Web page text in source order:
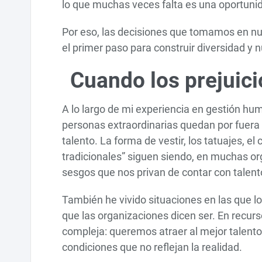
lo que muchas veces falta es una
Por eso, las decisiones que tomamos en
el primer paso para construir diversidad y
Cuando los
A lo largo de mi experiencia en gestión
personas extraordinarias quedan por
talento. La forma de vestir, los tatuajes, el
tradicionales” siguen siendo, en muchas
sesgos que nos privan de contar con
También he vivido situaciones en las que
que las organizaciones dicen ser. En
compleja: queremos atraer al mejor
condiciones que no reflejan la realidad.